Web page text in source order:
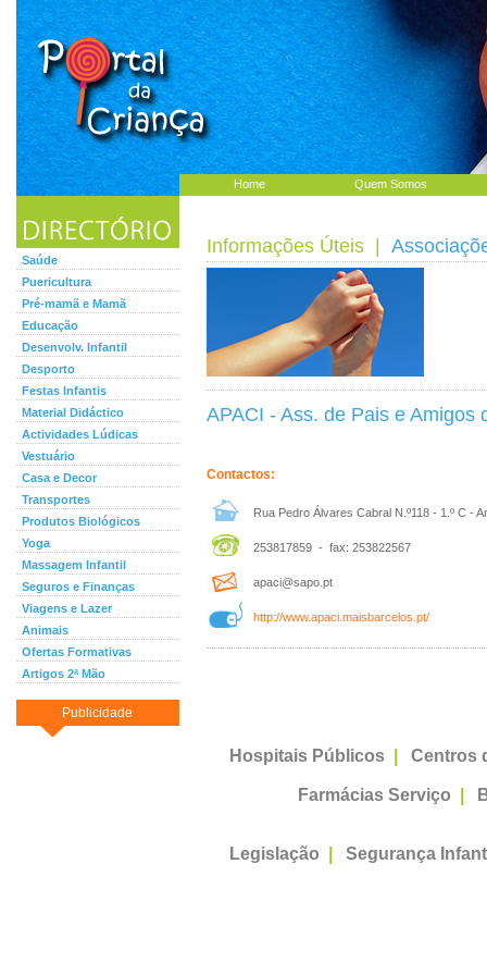
Home Quem Somos
Saúde
Puericultura
Pré-mamã e Mamã
Educação
Desenvolv. Infantil
Desporto
Festas Infantis
Material Didáctico
Actividades Lúdicas
Vestuário
Casa e Decor
Transportes
Produtos Biológicos
Yoga
Massagem Infantil
Seguros e Finanças
Viagens e Lazer
Animais
Ofertas Formativas
Artigos 2ª Mão
Publicidade
Informações Úteis
APACI - Ass. de Pais e Amigos
Contactos:
Rua Pedro Álvares Cabral N.º118 - 1.º C -
253817859 - fax: 253822567
apaci@sapo.pt
http://www.apaci.maisbarcelos.pt/
Hospitais Públicos Centros
Farmácias Serviço
Legislação Segurança